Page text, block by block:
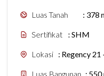
Luas Tanah : 378
Sertifikat : SHM
Lokasi : Regency 21
Luas Bangunan : 550